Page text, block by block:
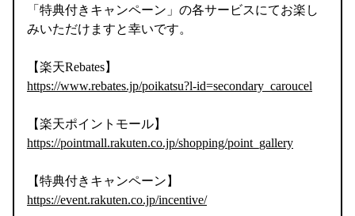
「特典付きキャンペーン」の各サービスにてお楽し
みいただけますと幸いです。
【楽天Rebates】
https://www.rebates.jp/poikatsu?l-id=secondary_caroucel
【楽天ポイントモール】
https://pointmall.rakuten.co.jp/shopping/point_gallery
【特典付きキャンペーン】
https://event.rakuten.co.jp/incentive/